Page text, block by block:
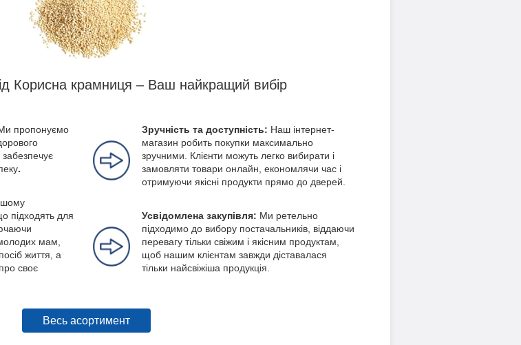
Корисна крамниця – Ваш найкращий вибір
пропонуємо
.
підходять для
молодих мам,
життя, а
своє
Зручність та доступність: Наш інтернет-
магазин робить покупки максимально
зручними. Клієнти можуть легко вибирати і
замовляти товари онлайн, економлячи час і
отримуючи якісні продукти прямо до дверей.
Усвідомлена закупівля: Ми ретельно
підходимо до вибору постачальників, віддаючи
перевагу тільки свіжим і якісним продуктам,
щоб нашим клієнтам завжди діставалася
тільки найсвіжіша продукція.
Весь асортимент